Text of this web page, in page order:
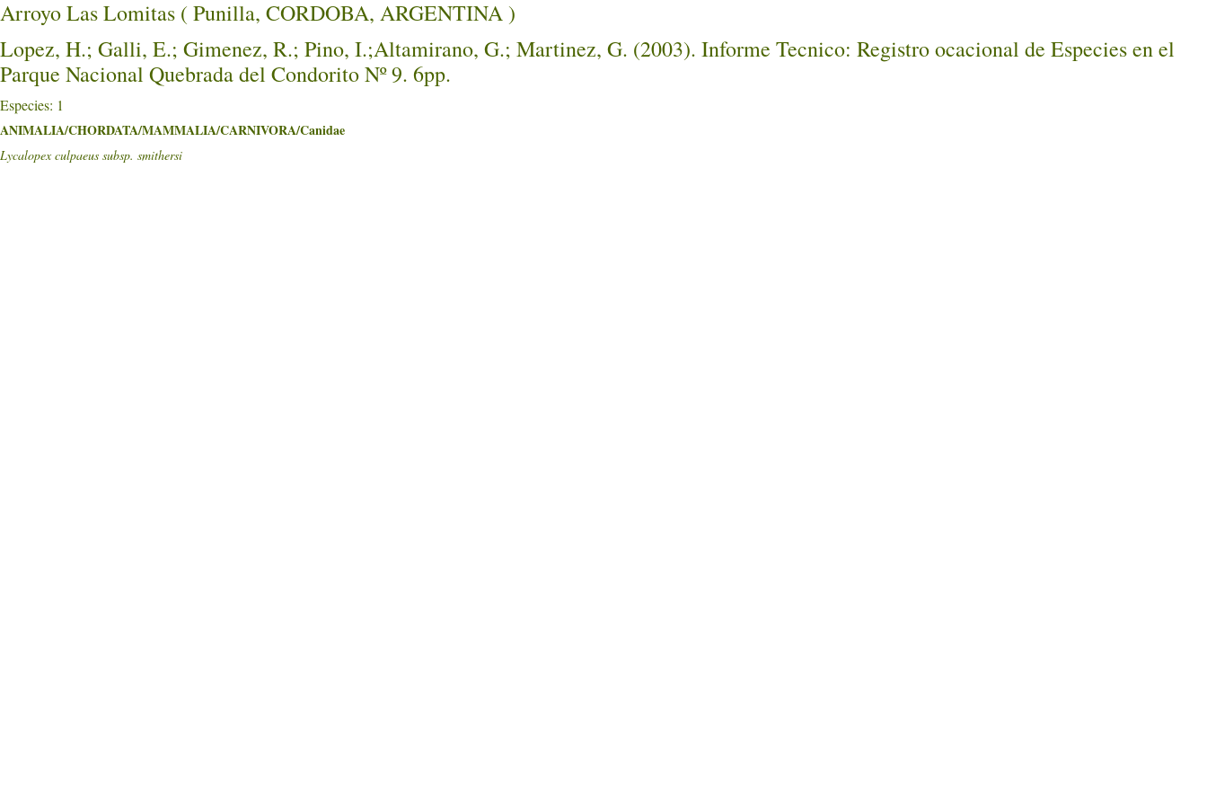
Arroyo Las Lomitas ( Punilla, CORDOBA, ARGENTINA )
Lopez, H.; Galli, E.; Gimenez, R.; Pino, I.;Altamirano, G.; Martinez, G. (2003). Informe Tecnico: Registro ocacional de Especies en el
Parque Nacional Quebrada del Condorito Nº 9. 6pp.
Especies: 1
ANIMALIA/CHORDATA/MAMMALIA/CARNIVORA/Canidae
Lycalopex culpaeus subsp. smithersi